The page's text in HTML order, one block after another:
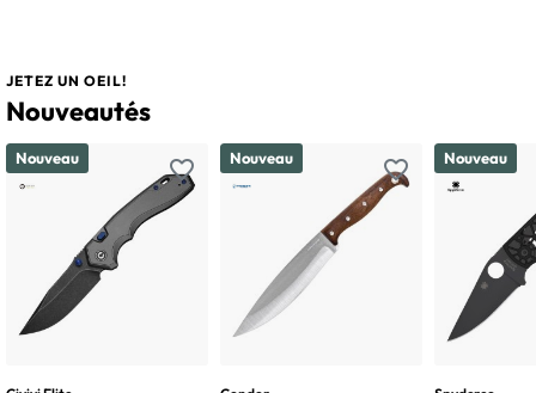
JETEZ UN OEIL!
Nouveautés
favorite_border
Nouveau favorite_border
Nouveau Nouveau